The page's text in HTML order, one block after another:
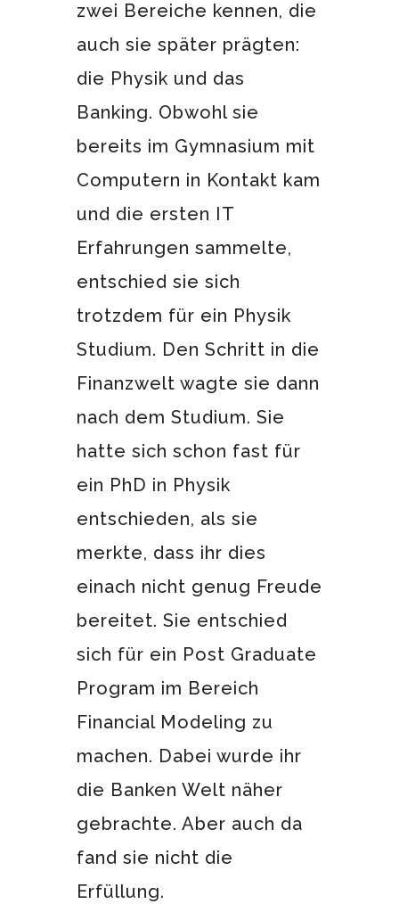
zwei Bereiche kennen, die
auch sie später prägten:
die Physik und das
Banking. Obwohl sie
bereits im Gymnasium mit
Computern in Kontakt kam
und die ersten IT
Erfahrungen sammelte,
entschied sie sich
trotzdem für ein Physik
Studium. Den Schritt in die
Finanzwelt wagte sie dann
nach dem Studium. Sie
hatte sich schon fast für
ein PhD in Physik
entschieden, als sie
merkte, dass ihr dies
einach nicht genug Freude
bereitet. Sie entschied
sich für ein Post Graduate
Program im Bereich
Financial Modeling zu
machen. Dabei wurde ihr
die Banken Welt näher
gebrachte. Aber auch da
fand sie nicht die
Erfüllung.